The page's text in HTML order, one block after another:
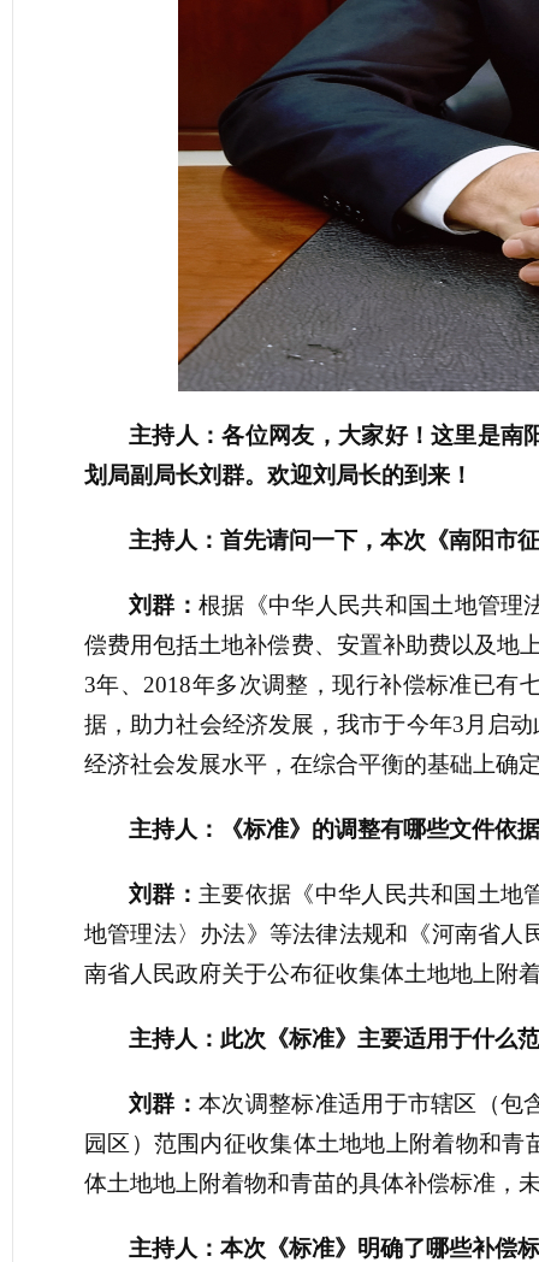
主持人：各位网友，大家好！这里是南
划局副局长刘群。欢迎刘局长的到来！
主持人：首先请问一下，本次《南阳市
刘群： 根据《中华人民共和国土地管理
偿费用包括土地补偿费、安置补助费以及地
3年、2018年多次调整，现行补偿标准已有
据，助力社会经济发展，我市于今年3月启
经济社会发展水平，在综合平衡的基础上确
主持人：《标准》的调整有哪些文件依
刘群： 主要依据《中华人民共和国土地
地管理法〉办法》等法律法规和《河南省人
南省人民政府关于公布征收集体土地地上附
主持人：此次《标准》主要适用于什么
刘群： 本次调整标准适用于市辖区（包
园区）范围内征收集体土地地上附着物和
体土地地上附着物和青苗的具体补偿标准，
主持人：本次《标准》明确了哪些补偿